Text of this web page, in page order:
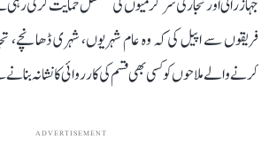
جہاز رانی اور تجارتی سرگرمیوں کی مسلسل حمایت کرتی
فریقوں سے اپیل کی کہ وہ عام شہریوں، شہری ڈھانچے،
کرنے والے ملاحوں کو کسی بھی قسم کی کارروائی کا نشانہ
ADVERTISEMENT